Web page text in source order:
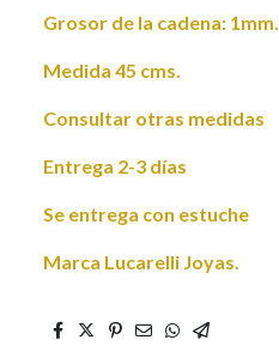
Grosor de la cadena: 1mm.
Medida 45 cms.
Consultar otras medidas
Entrega 2-3 días
Se entrega con estuche
Marca Lucarelli Joyas.